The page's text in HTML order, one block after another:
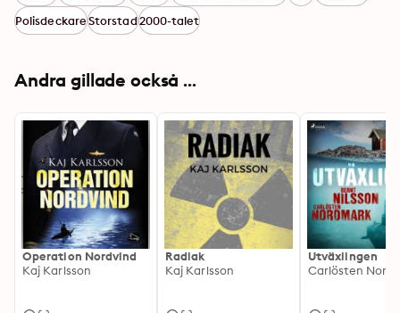
PolisdeckareStorstad2000-talet
Andra gillade också ...
Operation Nordvind
Kaj Karlsson
Radiak
Kaj Karlsson
Utväxlingen